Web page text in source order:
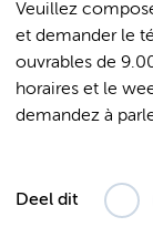
Veuillez
et demander le
ouvrables de
horaires et le
demandez à
Deel dit